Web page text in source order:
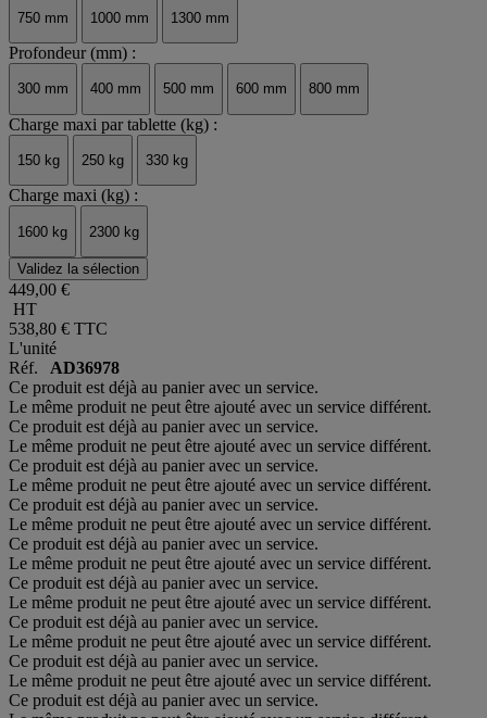
750 mm 1000 mm 1300 mm
Profondeur (mm) :
300 mm 400 mm 500 mm 600 mm 800 mm
Charge maxi par tablette (kg) :
150 kg 250 kg 330 kg
Charge maxi (kg) :
1600 kg 2300 kg
Validez la sélection
449,00 €
HT
538,80 € TTC
L'unité
Réf. AD36978
Ce produit est déjà au panier avec un service.
Le même produit ne peut être ajouté avec un service différent.
Ce produit est déjà au panier avec un service.
Le même produit ne peut être ajouté avec un service différent.
Ce produit est déjà au panier avec un service.
Le même produit ne peut être ajouté avec un service différent.
Ce produit est déjà au panier avec un service.
Le même produit ne peut être ajouté avec un service différent.
Ce produit est déjà au panier avec un service.
Le même produit ne peut être ajouté avec un service différent.
Ce produit est déjà au panier avec un service.
Le même produit ne peut être ajouté avec un service différent.
Ce produit est déjà au panier avec un service.
Le même produit ne peut être ajouté avec un service différent.
Ce produit est déjà au panier avec un service.
Le même produit ne peut être ajouté avec un service différent.
Ce produit est déjà au panier avec un service.